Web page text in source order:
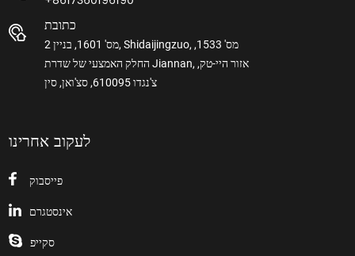
כתובת
מס' 1601, בניין 2, Shidaijingzuo, מס' 1533,
החלק האמצעי של שדרת Jiannan, אזור היי-טק,
צ'נגדו 610095, סצ'ואן, סין
לעקוב אחרינו
פייסבוק
אינסטגרם
סקייפ